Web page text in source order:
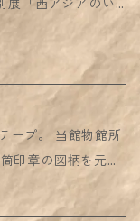
があります） A4サ
240921pe
サアディ」 http
items/92616224
イル ペルシア書道
事前にお問い合わ
中に実施した「遺
のです。 現在の状
があります。予め
加え 赤茶色が加わ
ブウシ型土器」の
が、 2023年度秋
コとコイン」から
ウジャトとアテナ
が、ポストカード
『干支：辰』を記
想動物ドラゴンで
た、ガンダーラ地
ープ。 当館物館所
印章の図柄を元
動物に向かって弓
面を表しました。